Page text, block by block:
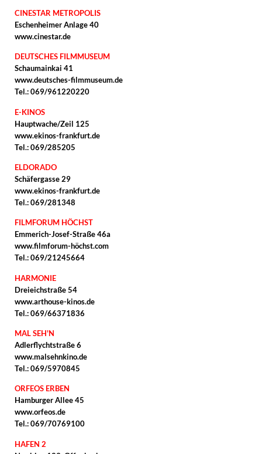
CINESTAR METROPOLIS
Eschenheimer Anlage 40
www.cinestar.de
DEUTSCHES FILMMUSEUM
Schaumainkai 41
www.deutsches-filmmuseum.de
Tel.: 069/961220220
E-KINOS
Hauptwache/Zeil 125
www.ekinos-frankfurt.de
Tel.: 069/285205
ELDORADO
Schäfergasse 29
www.ekinos-frankfurt.de
Tel.: 069/281348
FILMFORUM HÖCHST
Emmerich-Josef-Straße 46a
www.filmforum-höchst.com
Tel.: 069/21245664
HARMONIE
Dreieichstraße 54
www.arthouse-kinos.de
Tel.: 069/66371836
MAL SEH'N
Adlerflychtstraße 6
www.malsehnkino.de
Tel.: 069/5970845
ORFEOS ERBEN
Hamburger Allee 45
www.orfeos.de
Tel.: 069/70769100
HAFEN 2